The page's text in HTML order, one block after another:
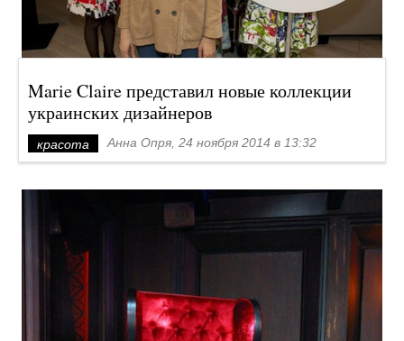
Marie Claire представил новые коллекции
украинских дизайнеров
красота Анна Опря, 24 ноября 2014 в 13:32